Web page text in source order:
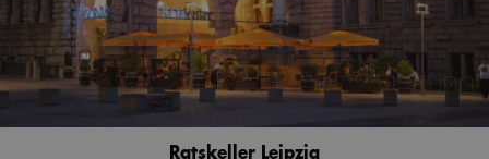
Ratskeller Leipzig